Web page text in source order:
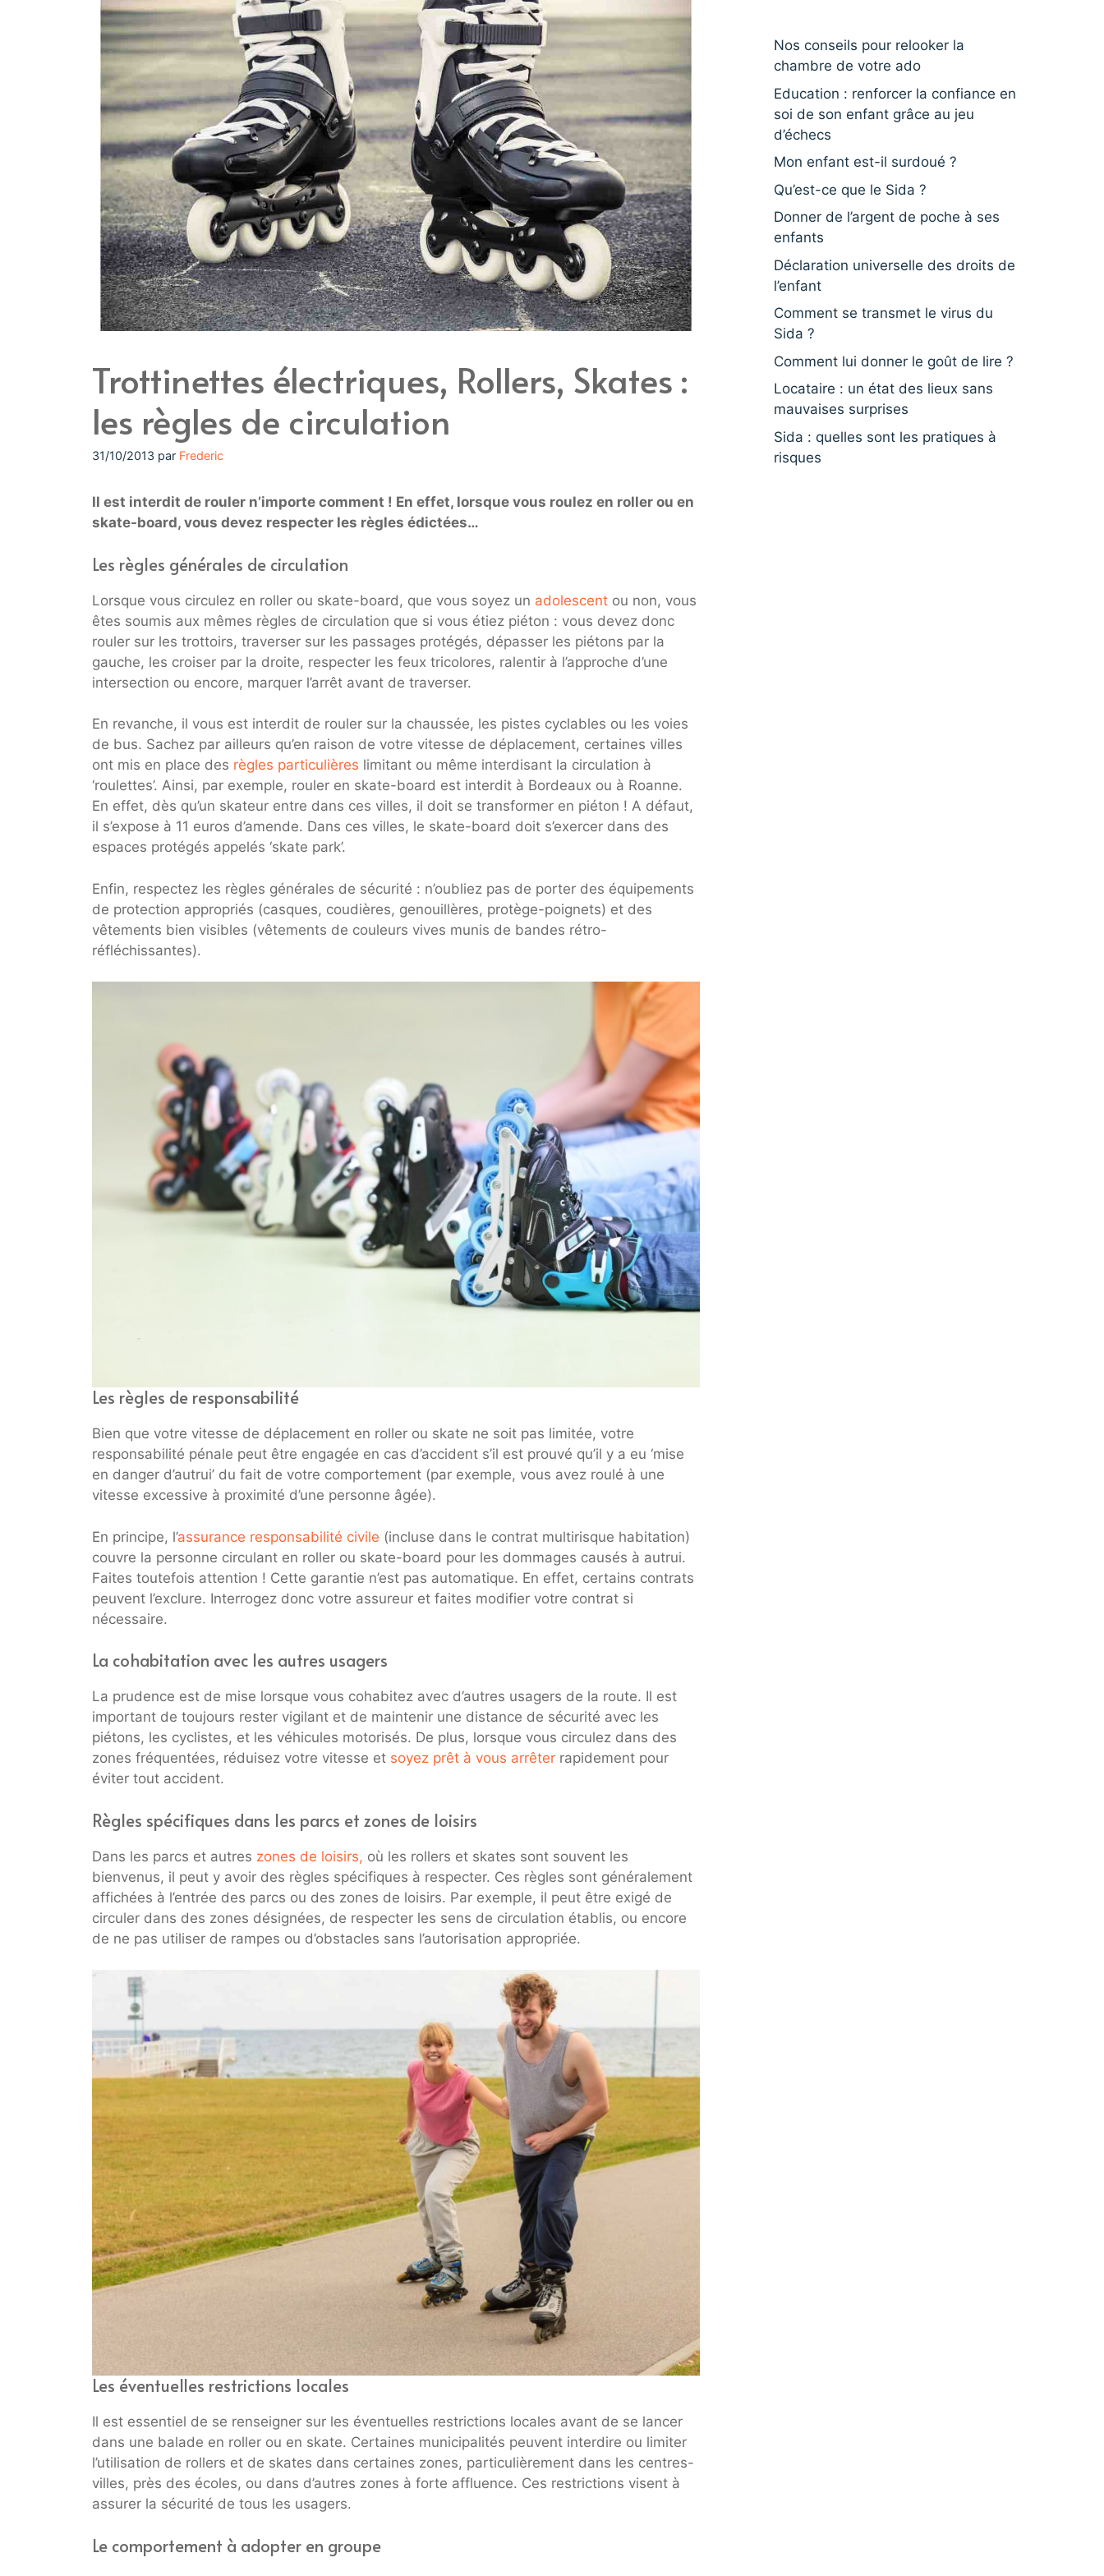
Trottinettes électriques, Rollers, Skates :
les règles de circulation
31/10/2013 par Frederic
Il est interdit de rouler n’importe comment ! En effet, lorsque vous roulez en roller ou en
skate-board, vous devez respecter les règles édictées…
Les règles générales de circulation
Lorsque vous circulez en roller ou skate-board, que vous soyez un adolescent ou non, vous
êtes soumis aux mêmes règles de circulation que si vous étiez piéton : vous devez donc
rouler sur les trottoirs, traverser sur les passages protégés, dépasser les piétons par la
gauche, les croiser par la droite, respecter les feux tricolores, ralentir à l’approche d’une
intersection ou encore, marquer l’arrêt avant de traverser.
En revanche, il vous est interdit de rouler sur la chaussée, les pistes cyclables ou les voies
de bus. Sachez par ailleurs qu’en raison de votre vitesse de déplacement, certaines villes
ont mis en place des règles particulières limitant ou même interdisant la circulation à
‘roulettes’. Ainsi, par exemple, rouler en skate-board est interdit à Bordeaux ou à Roanne.
En effet, dès qu’un skateur entre dans ces villes, il doit se transformer en piéton ! A défaut,
il s’expose à 11 euros d’amende. Dans ces villes, le skate-board doit s’exercer dans des
espaces protégés appelés ‘skate park’.
Enfin, respectez les règles générales de sécurité : n’oubliez pas de porter des équipements
de protection appropriés (casques, coudières, genouillères, protège-poignets) et des
vêtements bien visibles (vêtements de couleurs vives munis de bandes rétro-
réfléchissantes).
Les règles de responsabilité
Bien que votre vitesse de déplacement en roller ou skate ne soit pas limitée, votre
responsabilité pénale peut être engagée en cas d’accident s’il est prouvé qu’il y a eu ‘mise
en danger d’autrui’ du fait de votre comportement (par exemple, vous avez roulé à une
vitesse excessive à proximité d’une personne âgée).
En principe, l’assurance responsabilité civile (incluse dans le contrat multirisque habitation)
couvre la personne circulant en roller ou skate-board pour les dommages causés à autrui.
Faites toutefois attention ! Cette garantie n’est pas automatique. En effet, certains contrats
peuvent l’exclure. Interrogez donc votre assureur et faites modifier votre contrat si
nécessaire.
La cohabitation avec les autres usagers
La prudence est de mise lorsque vous cohabitez avec d’autres usagers de la route. Il est
important de toujours rester vigilant et de maintenir une distance de sécurité avec les
piétons, les cyclistes, et les véhicules motorisés. De plus, lorsque vous circulez dans des
zones fréquentées, réduisez votre vitesse et soyez prêt à vous arrêter rapidement pour
éviter tout accident.
Règles spécifiques dans les parcs et zones de loisirs
Dans les parcs et autres zones de loisirs, où les rollers et skates sont souvent les
bienvenus, il peut y avoir des règles spécifiques à respecter. Ces règles sont généralement
affichées à l’entrée des parcs ou des zones de loisirs. Par exemple, il peut être exigé de
circuler dans des zones désignées, de respecter les sens de circulation établis, ou encore
de ne pas utiliser de rampes ou d’obstacles sans l’autorisation appropriée.
Les éventuelles restrictions locales
Il est essentiel de se renseigner sur les éventuelles restrictions locales avant de se lancer
dans une balade en roller ou en skate. Certaines municipalités peuvent interdire ou limiter
l’utilisation de rollers et de skates dans certaines zones, particulièrement dans les centres-
villes, près des écoles, ou dans d’autres zones à forte affluence. Ces restrictions visent à
assurer la sécurité de tous les usagers.
Le comportement à adopter en groupe
Nos conseils pour relooker la
chambre de votre ado
Education : renforcer la confiance en
soi de son enfant grâce au jeu
d’échecs
Mon enfant est-il surdoué ?
Qu’est-ce que le Sida ?
Donner de l’argent de poche à ses
enfants
Déclaration universelle des droits de
l’enfant
Comment se transmet le virus du
Sida ?
Comment lui donner le goût de lire ?
Locataire : un état des lieux sans
mauvaises surprises
Sida : quelles sont les pratiques à
risques